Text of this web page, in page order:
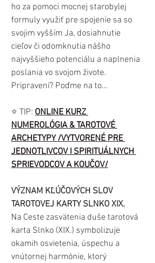
ho za pomoci mocnej starobylej
formuly využiť pre spojenie sa so
svojim vyšším Ja, dosiahnutie
cieľov či odomknutia nášho
najvyššieho potenciálu a naplnenia
poslania vo svojom živote.
Pripravení? Poďme na to...
⭐️ TIP: ONLINE KURZ
NUMEROLÓGIA & TAROTOVÉ
ARCHETYPY /VYTVORENÉ PRE
JEDNOTLIVCOV I SPIRITUÁLNYCH
SPRIEVODCOV A KOUČOV/
VÝZNAM KĽÚČOVÝCH SLOV
TAROTOVEJ KARTY SLNKO XIX.
Na Ceste zasvätenia duše tarotová
karta Slnko (XIX.) symbolizuje
okamih osvietenia, úspechu a
vnútornej harmónie, ktorý